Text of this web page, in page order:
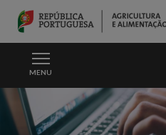
Skip to Main Content
MENU
Intenção
de
Candidatura